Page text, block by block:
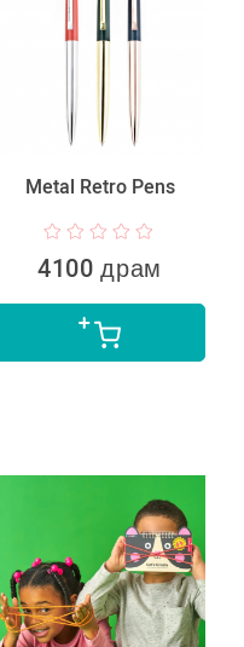
Metal Retro Pens
4100 драм